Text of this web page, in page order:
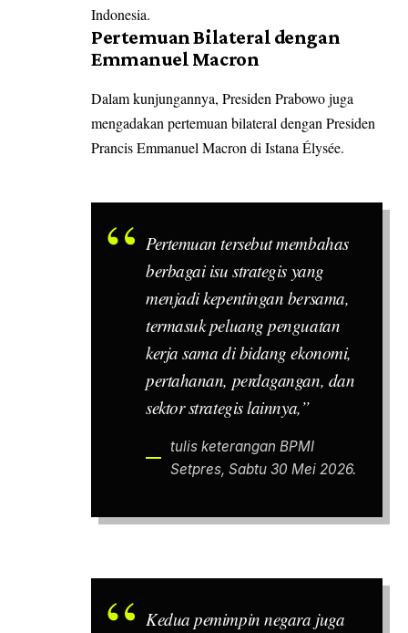
Indonesia.
Pertemuan Bilateral dengan
Emmanuel Macron
Dalam kunjungannya, Presiden Prabowo juga
mengadakan pertemuan bilateral dengan Presiden
Prancis Emmanuel Macron di Istana Élysée.
Pertemuan tersebut membahas
berbagai isu strategis yang
menjadi kepentingan bersama,
termasuk peluang penguatan
kerja sama di bidang ekonomi,
pertahanan, perdagangan, dan
sektor strategis lainnya,”
tulis keterangan BPMI
Setpres, Sabtu 30 Mei 2026.
Kedua pemimpin negara juga